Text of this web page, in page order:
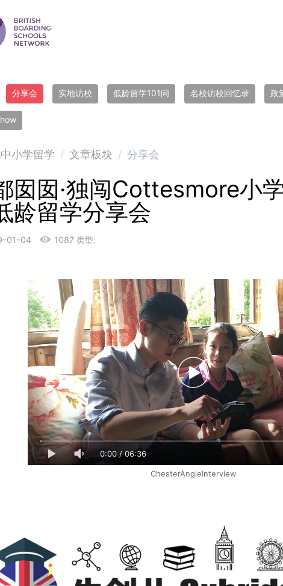
分享会 实地访校 低龄留学101问 名校访校回忆录 政
小学留学 / 文章板块 / 分享会
囡囡·独闯Cottesmore小
龄留学分享会
01-04 1087 类型:
0:00 /06:36
ChesterAngleInterview